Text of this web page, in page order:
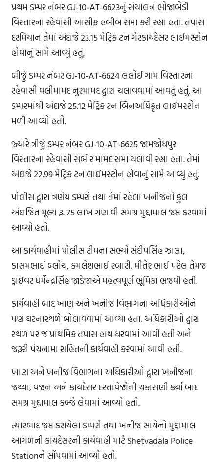
પ્રથમ ડમ્પર નંબર GJ-10-AT-6623નું સંચાલન ભોજાબેડી
વિસ્તારના રહેવાસી આસીફ હબીબ સમા કરી રહ્યા હતા. તપાસ
દરમિયાન તેમાં અંદાજે 23.15 મેટ્રિક ટન ગેરકાયદેસર લાઈમસ્ટોન
હોવાનું સામે આવ્યું હતું.
બીજું ડમ્પર નંબર GJ-10-AT-6624 લલોઈ ગામ વિસ્તારના
રહેવાસી વલીમામદ નુરમામદ દ્વારા ચલાવવામાં આવતું હતું. આ
ડમ્પરમાંથી અંદાજે 25.12 મેટ્રિક ટન બિનઅધિકૃત લાઈમસ્ટોન
મળી આવ્યો હતો.
જ્યારે ત્રીજું ડમ્પર નંબર GJ-10-AT-6625 જામજોધપુર
વિસ્તારના રહેવાસી સબીર મામદ સમા ચલાવી રહ્યા હતા. તેમાં
અંદાજે 22.99 મેટ્રિક ટન લાઈમસ્ટોન હોવાનું સામે આવ્યું હતું.
પોલીસ દ્વારા ત્રણેય ડમ્પરો તથા તેમાં રહેલા ખનીજનો કુલ
અંદાજિત મૂલ્ય રૂ. 75 લાખ ગણાવી સમગ્ર મુદ્દામાલ જપ્ત કરવામાં
આવ્યો હતો.
આ કાર્યવાહીમાં પોલીસ ટીમના સભ્યો સંદીપસિંહ ઝાલા,
કાસમભાઈ બ્લોચ, કમલેશભાઈ રબારી, મીતેશભાઈ પટેલ તેમજ
ડ્રાઈવર ધર્મેન્દ્રસિંહ જાડેજાએ મહત્વપૂર્ણ ભૂમિકા ભજવી હતી.
કાર્યવાહી બાદ ખાણ અને ખનીજ વિભાગના અધિકારીઓને
પણ ઘટનાસ્થળે બોલાવવામાં આવ્યા હતા. અધિકારીઓ દ્વારા
સ્થળ પર જ પ્રાથમિક તપાસ હાથ ધરવામાં આવી હતી અને
જરૂરી પંચનામા સહિતની કાર્યવાહી કરવામાં આવી હતી.
ખાણ અને ખનીજ વિભાગના અધિકારીઓ દ્વારા ખનીજના
જથ્થા, વજન અને કાયદેસર દસ્તાવેજોની ચકાસણી કર્યા બાદ
સમગ્ર મુદ્દામાલ કબ્જે લેવામાં આવ્યો હતો.
ત્યારબાદ જપ્ત કરાયેલા ડમ્પરો તથા ખનીજ સાથેનો મુદ્દામાલ
આગળની કાયદેસરની કાર્યવાહી માટે Shetvadala Police
Stationને સોંપવામાં આવ્યો હતો.